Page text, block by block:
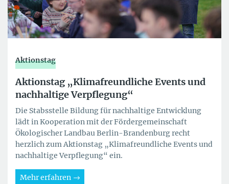
Aktionstag
Aktionstag „Klimafreundliche Events und
nachhaltige Verpflegung“
Die Stabsstelle Bildung für nachhaltige Entwicklung
lädt in Kooperation mit der Fördergemeinschaft
Ökologischer Landbau Berlin-Brandenburg recht
herzlich zum Aktionstag „Klimafreundliche Events und
nachhaltige Verpflegung“ ein.
Mehr erfahren